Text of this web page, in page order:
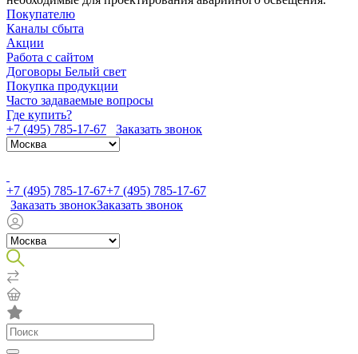
Покупателю
Каналы сбыта
Акции
Работа с сайтом
Договоры Белый свет
Покупка продукции
Часто задаваемые вопросы
Где купить?
+7 (495) 785-17-67
Заказать звонок
+7 (495) 785-17-67+7 (495) 785-17-67
Заказать звонокЗаказать звонок